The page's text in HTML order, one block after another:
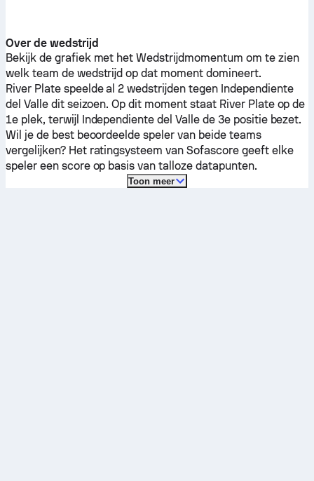
Over de wedstrijd
Bekijk de grafiek met het Wedstrijdmomentum om te zien
welk team de wedstrijd op dat moment domineert.
River Platespeelde al 2 wedstrijden tegen Independiente
del Valledit seizoen. Op dit moment staat River Plateop de
1e plek, terwijl Independiente del Vallede 3e positie bezet.
Wil je de best beoordeelde speler van beide teams
vergelijken? Het ratingsysteem van Sofascore geeft elke
speler een score op basis van talloze datapunten.
Toon meer